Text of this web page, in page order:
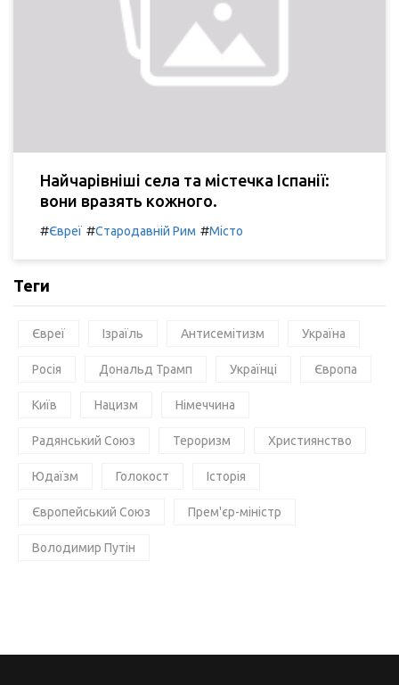
Найчарівніші села та містечка Іспанії:
вони вразять кожного.
#Євреї #Стародавній Рим #Місто
Теги
Євреї Ізраїль Антисемітизм Україна
Росія Дональд Трамп Українці Європа
Київ Нацизм Німеччина
Радянський Союз Тероризм Християнство
Юдаїзм Голокост Історія
Європейський Союз Прем'єр-міністр
Володимир Путін